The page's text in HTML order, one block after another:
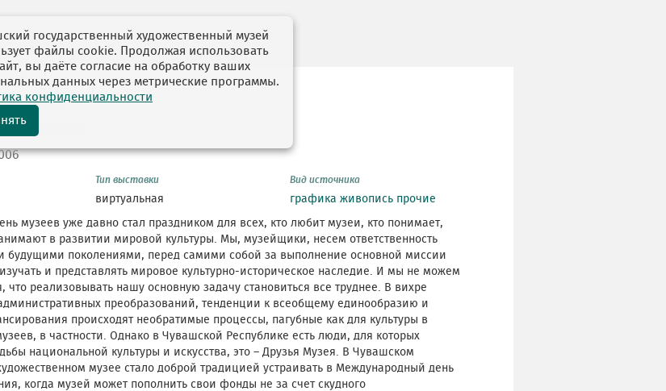
2006
Дню музеев
Тип выставки
виртуальная
Вид источника
графика живопись прочие
музеев уже давно стал праздником для всех, кто любит музеи, кто понимает,
в развитии мировой культуры. Мы, музейщики, несем ответственность
будущими поколениями, перед самими собой за выполнение основной миссии
и представлять мировое культурно-историческое наследие. И мы не можем
что реализовывать нашу основную задачу становиться все труднее. В вихре
преобразований, тенденции к всеобщему единообразию и
происходят необратимые процессы, пагубные как для культуры в
в частности. Однако в Чувашской Республике есть люди, для которых
национальной культуры и искусства, это – Друзья Музея. В Чувашском
музее стало доброй традицией устраивать в Международный день
когда музей может пополнить свои фонды не за счет скудного
государственный художественный музей
файлы cookie. Продолжая использовать
вы даёте согласие на обработку ваших
данных через метрические программы.
конфиденциальности